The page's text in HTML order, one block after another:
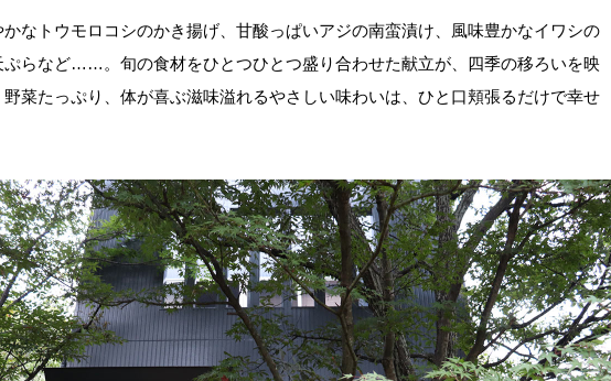
なトウモロコシのかき揚げ、甘酸っぱいアジの南蛮漬け、風味豊かなイワシの
ぷらなど……。旬の食材をひとつひとつ盛り合わせた献立が、四季の移ろいを映
野菜たっぷり、体が喜ぶ滋味溢れるやさしい味わいは、ひと口頬張るだけで幸せ